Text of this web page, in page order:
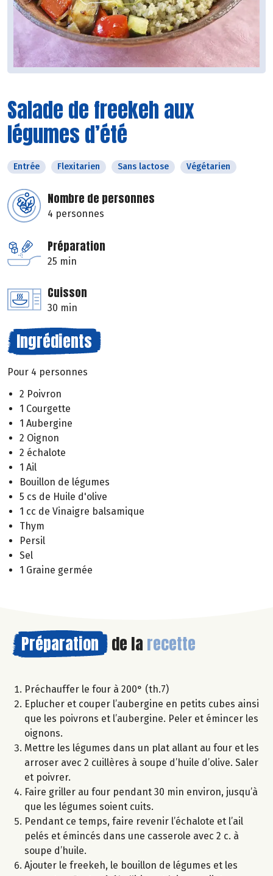
Salade de freekeh aux
légumes d’été
Entrée Flexitarien Sans lactose Végétarien
Nombre de personnes
4 personnes
Préparation
25 min
Cuisson
30 min
Ingrédients
Pour 4 personnes
2 Poivron
1 Courgette
1 Aubergine
2 Oignon
2 échalote
1 Ail
Bouillon de légumes
5 cs de Huile d'olive
1 cc de Vinaigre balsamique
Thym
Persil
Sel
1 Graine germée
Préparation de la recette
Préchauffer le four à 200° (th.7)
Eplucher et couper l’aubergine en petits cubes ainsi
que les poivrons et l’aubergine. Peler et émincer les
oignons.
Mettre les légumes dans un plat allant au four et les
arroser avec 2 cuillères à soupe d’huile d’olive. Saler
et poivrer.
Faire griller au four pendant 30 min environ, jusqu’à
que les légumes soient cuits.
Pendant ce temps, faire revenir l’échalote et l’ail
pelés et émincés dans une casserole avec 2 c. à
soupe d’huile.
Ajouter le freekeh, le bouillon de légumes et les